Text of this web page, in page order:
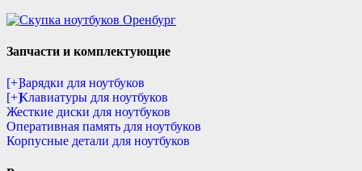
Запчасти и комплектующие
[+]Зарядки для ноутбуков
[+]Клавиатуры для ноутбуков
Жесткие диски для ноутбуков
Оперативная память для ноутбуков
Корпусные детали для ноутбуков